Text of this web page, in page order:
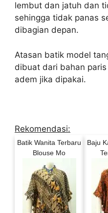
lembut dan jatuh dan
sehingga tidak panas
dibagian depan.
Atasan batik model
dibuat dari bahan
adem jika dipakai.
Rekomendasi:
Batik Wanita Terbaru
Blouse Mo
Baju